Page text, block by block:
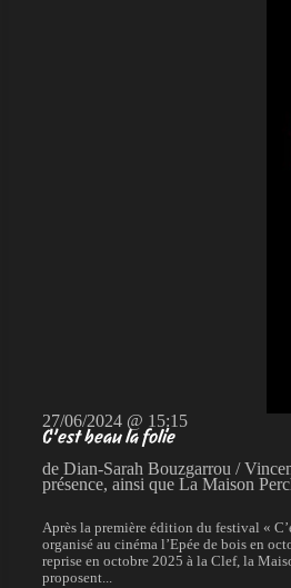
27/06/2024 @ 15:15
C’est beau la folie
de Dian-Sarah Bouzgarrou /
présence, ainsi que La Maison
Après la première édition du festival «
organisé au cinéma l’Epée de bois en
reprise en octobre 2025 à la Clef, la
proposent...